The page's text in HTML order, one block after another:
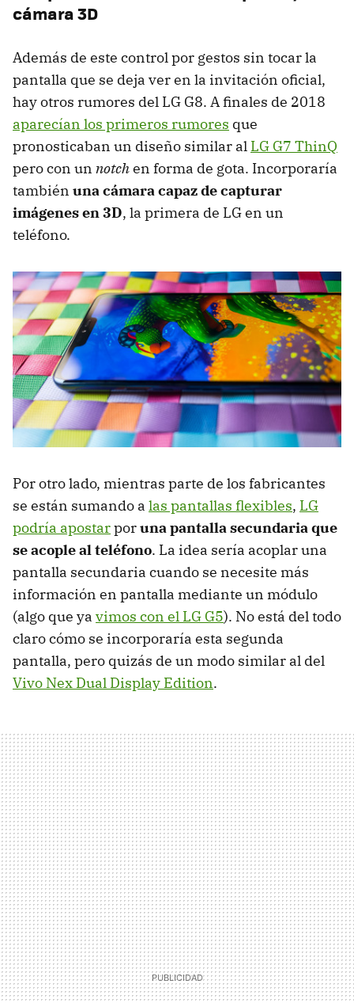
cámara 3D
Además de este control por gestos sin tocar la
pantalla que se deja ver en la invitación oficial,
hay otros rumores del LG G8. A finales de 2018
aparecían los primeros rumores que
pronosticaban un diseño similar al LG G7 ThinQ
pero con un notchen forma de gota. Incorporaría
también una cámara capaz de capturar
imágenes en 3D, la primera de LG en un
teléfono.
Por otro lado, mientras parte de los fabricantes
se están sumando a las pantallas flexibles, LG
podría apostarporuna pantalla secundaria que
se acople al teléfono. La idea sería acoplar una
pantalla secundaria cuando se necesite más
información en pantalla mediante un módulo
(algo que ya vimos con el LG G5). No está del todo
claro cómo se incorporaría esta segunda
pantalla, pero quizás de un modo similar al del
Vivo Nex Dual Display Edition.